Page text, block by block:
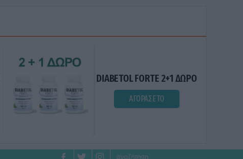
DIABETOL FORTE 2+1 ΔΩΡΟ
ΑΓΟΡΑΣΕ ΤΟ